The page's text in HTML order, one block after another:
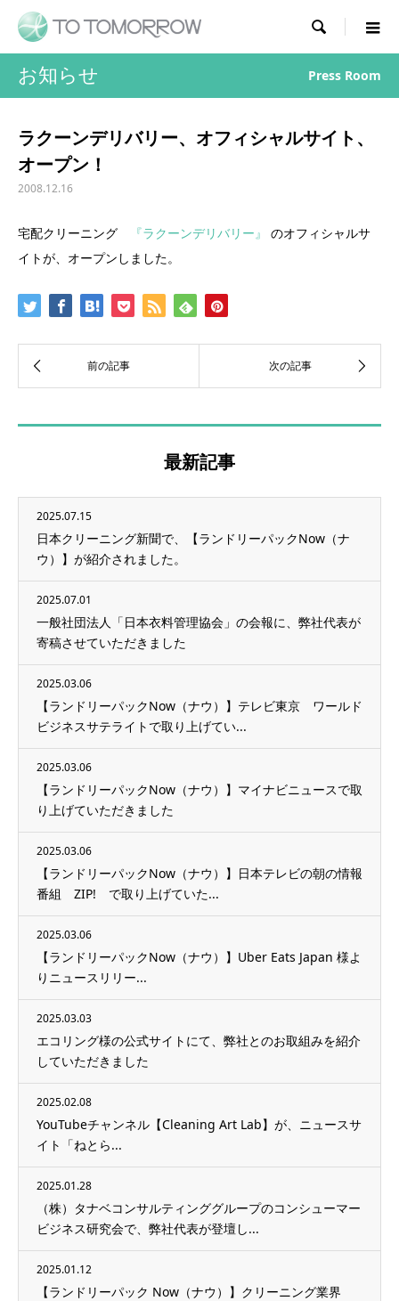

お知らせ Press Room
ラクーンデリバリー、オフィシャルサイト、
オープン！
2008.12.16
宅配クリーニング 『ラクーンデリバリー』
のオフィシャルサ
イトが、オープンしました。
最新記事
2025.07.15
日本クリーニング新聞で、【ランドリーパックNow（ナ
ウ）】が紹介されました。
2025.07.01
一般社団法人「日本衣料管理協会」の会報に、弊社代表が
寄稿させていただきました
2025.03.06
【ランドリーパックNow（ナウ）】テレビ東京 ワールド
ビジネスサテライトで取り上げてい...
2025.03.06
【ランドリーパックNow（ナウ）】マイナビニュースで取
り上げていただきました
2025.03.06
【ランドリーパックNow（ナウ）】日本テレビの朝の情報
番組 ZIP! で取り上げていた...
2025.03.06
【ランドリーパックNow（ナウ）】Uber Eats Japan 様よ
りニュースリリー...
2025.03.03
エコリング様の公式サイトにて、弊社とのお取組みを紹介
していただきました
2025.02.08
YouTubeチャンネル【Cleaning Art Lab】が、ニュースサ
イト「ねとら...
2025.01.28
（株）タナベコンサルティンググループのコンシューマー
ビジネス研究会で、弊社代表が登壇し...
2025.01.12
【ランドリーパック Now（ナウ）】クリーニング業界